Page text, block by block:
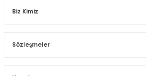
Biz Kimiz
Sözleşmeler